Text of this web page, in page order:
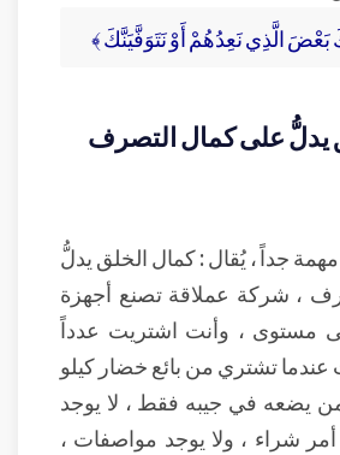
بَعْضَ الَّذِي نَعِدُهُمْ أَوْ نَتَوَفَّيَنَّكَ ﴾
يدلُّ على كمال التصرف
جداً ، يُقال : كمال الخلق يدلُّ
، شركة عملاقة تصنع أجهزة
مستوى ، وأنت اشتريت عدداً
عندما تشتري من بائع خضار كيلو
يضعه في جيبه فقط ، لا يوجد
شراء ، ولا يوجد مواصفات ،